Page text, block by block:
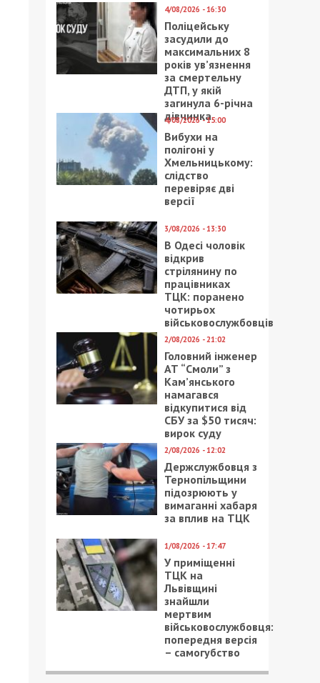
4/08/2026 - 16:30
Поліцейську
засудили до
максимальних 8
років ув’язнення
за смертельну
ДТП, у якій
загинула 6-річна
дівчинка
4/08/2026 - 15:00
Вибухи на
полігоні у
Хмельницькому:
слідство
перевіряє дві
версії
3/08/2026 - 13:30
В Одесі чоловік
відкрив
стрілянину по
працівниках
ТЦК: поранено
чотирьох
військовослужбовців
2/08/2026 - 21:02
Головний інженер
АТ “Смоли” з
Кам’янського
намагався
відкупитися від
СБУ за $50 тисяч:
вирок суду
2/08/2026 - 12:02
Держслужбовця з
Тернопільщини
підозрюють у
вимаганні хабаря
за вплив на ТЦК
1/08/2026 - 17:47
У приміщенні
ТЦК на
Львівщині
знайшли
мертвим
військовослужбовця:
попередня версія
– самогубство